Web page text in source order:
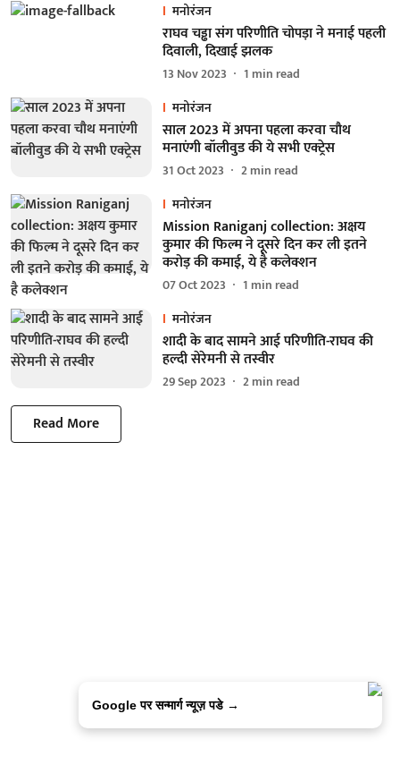
मनोरंजन
राघव चड्ढा संग परिणीति चोपड़ा ने मनाई पहली
दिवाली, दिखाई झलक
13 Nov 2023 1 min read
मनोरंजन
साल 2023 में अपना पहला करवा चौथ
मनाएंगी बॉलीवुड की ये सभी एक्ट्रेस
31 Oct 2023 2min read
मनोरंजन
Mission Raniganj collection: अक्षय
कुमार की फिल्म ने दूसरे दिन कर ली इतने
करोड़ की कमाई, ये है कलेक्शन
07 Oct 2023 1 min read
मनोरंजन
शादी के बाद सामने आई परिणीति-राघव की
हल्दी सेरेमनी से तस्वीर
29 Sep 2023 2min read
Read More
Google पर सन्मार्ग न्यूज़ पडे →